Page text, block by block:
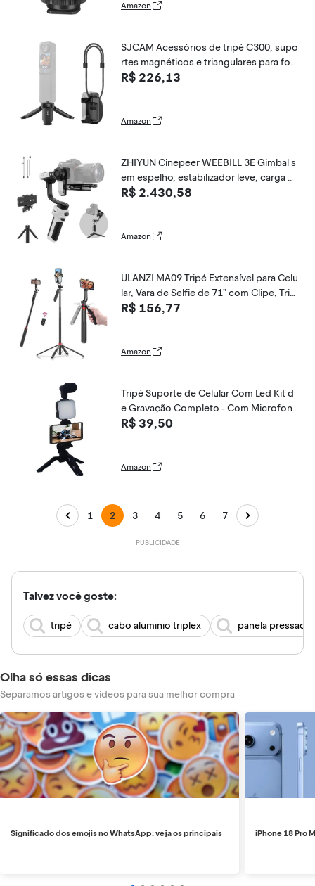
Amazon
SJCAM Acessórios de tripé C300, supo
rtes magnéticos e triangulares para fot
os vestíveis e em pé, atendem às neces
primeiro e
R$ 226,13
Amazon
ZHIYUN Cinepeer WEEBILL 3E Gimbal s
em espelho, estabilizador leve, carga út
il de até 3 kg, gimbal de câmera de 3 eix
aro
R$ 2.430,58
Amazon
ULANZI MA09 Tripé Extensível para Celu
lar, Vara de Selfie de 71" com Clipe, Trip
é de Viagem com Controle Remoto Re
R$ 156,77
Amazon
Tripé Suporte de Celular Com Led Kit d
e Gravação Completo - Com Microfone
Condensador P2 e Controle Sem Fio - E
R$ 39,50
Amazon
1 2 3 4 5 6 7
Talvez você goste:
tripé cabo aluminio triplex panela pressao
Olha só essas dicas
Separamos artigos e vídeos para sua melhor compra
Significado dos emojis no WhatsApp: veja os principais iPhone 18 Pro